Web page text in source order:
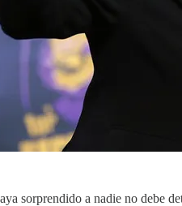
sorprendido a nadie no debe